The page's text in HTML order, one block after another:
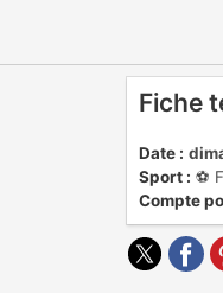
Fiche
Date :
Sport : ⚽️
Compte